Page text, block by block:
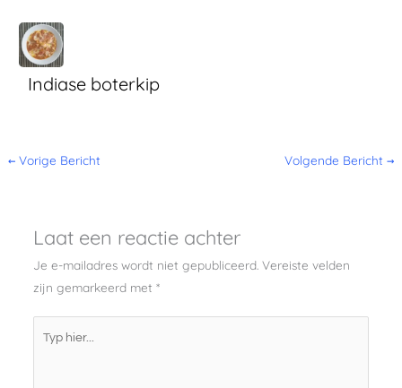
Indiase boterkip
← Vorige Bericht Volgende Bericht →
Laat een reactie achter
Je e-mailadres wordt niet gepubliceerd. Vereiste velden
zijn gemarkeerd met *
hier...